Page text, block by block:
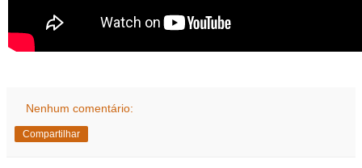
Nenhum comentário:
Compartilhar